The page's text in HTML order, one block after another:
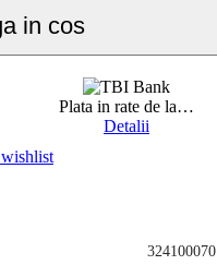
in cos
Plata in rate de la…
Detalii
324100070